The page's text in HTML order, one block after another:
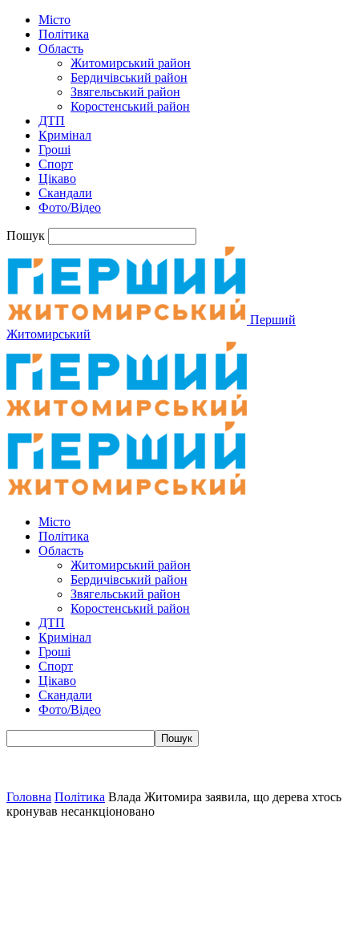
Місто
Політика
Область
Житомирський район
Бердичівський район
Звягельський район
Коростенський район
ДТП
Кримінал
Гроші
Спорт
Цікаво
Скандали
Фото/Відео
Пошук
Перший
Житомирський
Місто
Політика
Область
Житомирський район
Бердичівський район
Звягельський район
Коростенський район
ДТП
Кримінал
Гроші
Спорт
Цікаво
Скандали
Фото/Відео
Головна Політика Влада Житомира заявила, що дерева хтось
кронував несанкціоновано